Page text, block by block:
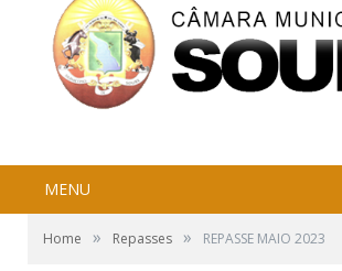
MENU
Home » Repasses » REPASSE MAIO 2023